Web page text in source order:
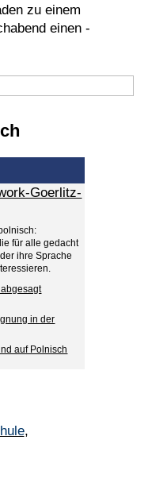
zu einem
einen -
Goerlitz-
für alle gedacht
ihre Sprache
in der
auf Polnisch
,